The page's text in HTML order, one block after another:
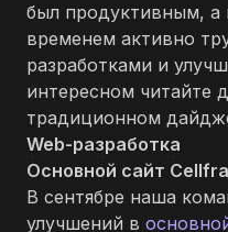
был продуктивным, а
временем активно
разработками и
интересном читайте
традиционном
Web-разработка
Основной сайт
В сентябре наша
улучшений в